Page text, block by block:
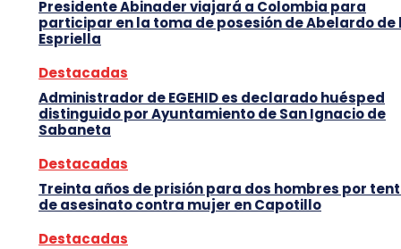
Presidente Abinader viajará a Colombia para
participar en la toma de posesión de Abelardo de
Espriella
Destacadas
Administrador de EGEHID es declarado huésped
distinguido por Ayuntamiento de San Ignacio de
Sabaneta
Destacadas
Treinta años de prisión para dos hombres por
de asesinato contra mujer en Capotillo
Destacadas